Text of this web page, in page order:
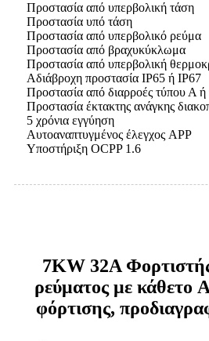
Προστασία από υπερβολική τάση
Προστασία υπό τάση
Προστασία από υπερβολικό ρεύμα
Προστασία από βραχυκύκλωμα
Προστασία από υπερβολική
Αδιάβροχη προστασία IP65 ή IP67
Προστασία από διαρροές τύπου Α
Προστασία έκτακτης ανάγκης
5 χρόνια εγγύηση
Αυτοαναπτυγμένος έλεγχος APP
Υποστήριξη OCPP 1.6
7KW 32A
ρεύματος με κάθετο
φόρτισης,